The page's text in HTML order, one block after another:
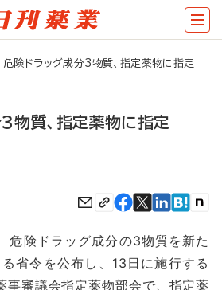
危険ドラッグ成分3物質、指定薬物に指定
物質、指定薬物に指定
険ドラッグ成分の3物質を新た
省令を公布し、13日に施行する
事審議会指定薬物部会で、指定薬